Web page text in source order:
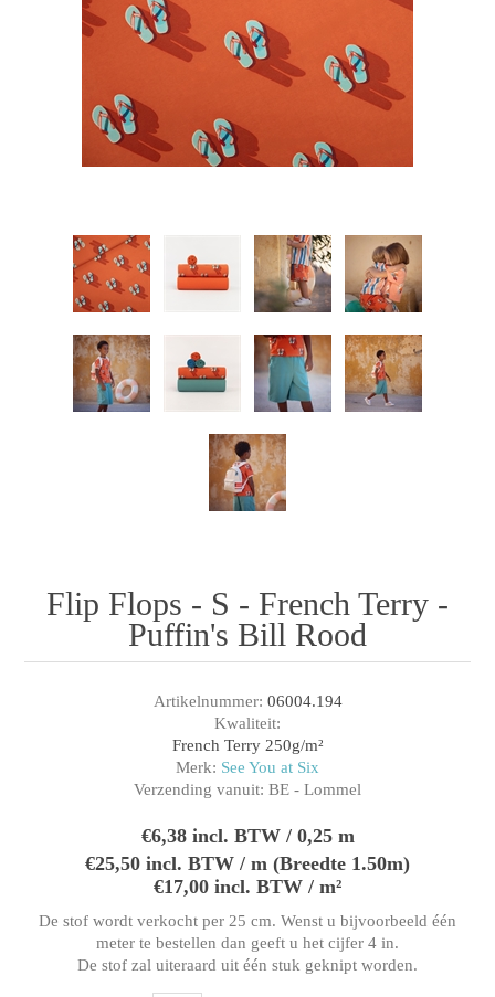
Flip Flops - S - French Terry -
Puffin's Bill Rood
Artikelnummer: 06004.194
Kwaliteit:
French Terry 250g/m²
Merk: See You at Six
Verzending vanuit: BE - Lommel
€6,38 incl. BTW / 0,25 m
€25,50 incl. BTW / m (Breedte 1.50m)
€17,00 incl. BTW / m²
De stof wordt verkocht per 25 cm. Wenst u bijvoorbeeld één
meter te bestellen dan geeft u het cijfer 4 in.
De stof zal uiteraard uit één stuk geknipt worden.